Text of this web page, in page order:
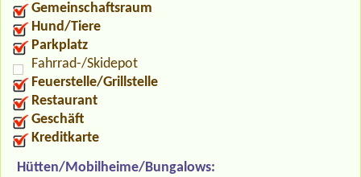
Gemeinschaftsraum
Hund/Tiere
Parkplatz
Fahrrad-/Skidepot
Feuerstelle/Grillstelle
Restaurant
Geschäft
Kreditkarte
Hütten/Mobilheime/Bungalows: